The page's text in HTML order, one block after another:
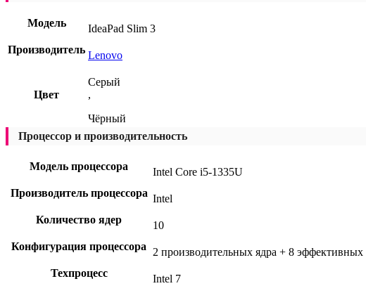
Модель
IdeaPad Slim 3
Производитель Lenovo
Цвет
Серый
,
Чёрный
Процессор и производительность
Модель процессора
Intel Core i5-1335U
Производитель процессора Intel
Количество ядер
10
Конфигурация процессора
2 производительных ядра + 8 эффективных
Техпроцесс
Intel 7